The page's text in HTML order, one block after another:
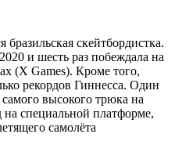
скейтбордистка.
и шесть раз побеждала на
(X Games). Кроме того,
рекордов Гиннесса. Один
высокого трюка на
на специальной платформе,
самолёта